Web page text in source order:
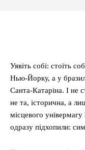
Уявіть собі: стоїть
Нью-Йорку, а у
Санта-Катаріна. І не
не та, історична, а
місцевого
одразу підхопили: